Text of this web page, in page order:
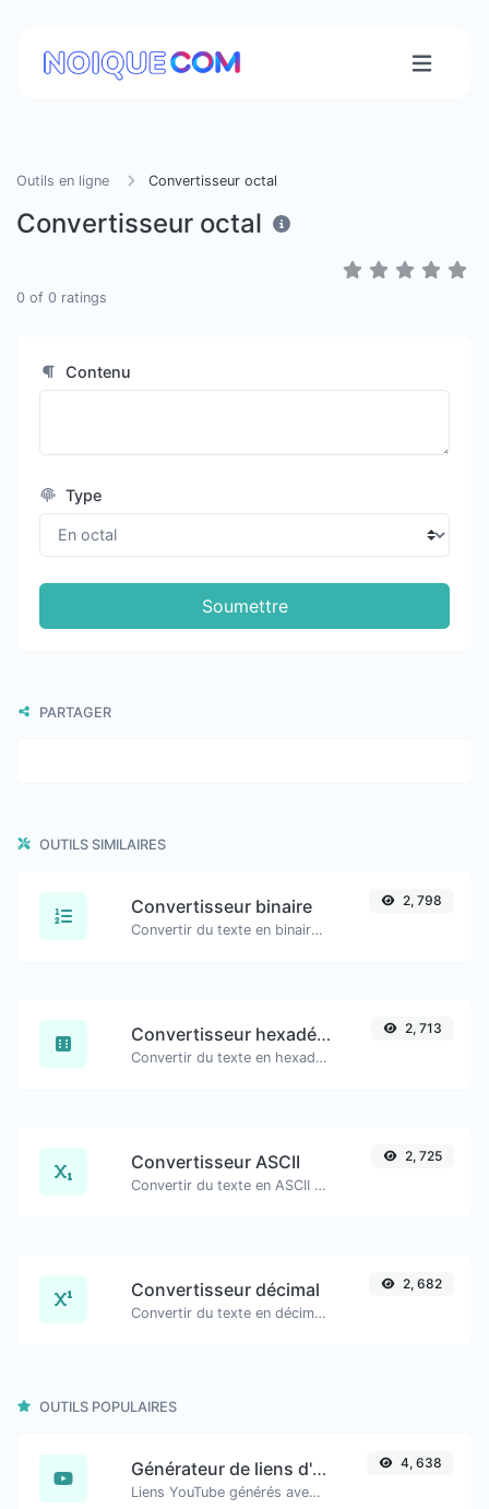
Outils en ligne Convertisseur octal
Convertisseur octal
0 of 0 ratings
Contenu
Type
Soumettre
PARTAGER
OUTILS SIMILAIRES
Convertisseur binaire
Convertir du texte en binaire et vice versa pour n'importe quelle chaîne de caractères.
2, 798
Convertisseur hexadécimal
Convertir du texte en hexadécimal et vice versa pour n'importe quelle chaîne de caractères.
2, 713
Convertisseur ASCII
Convertir du texte en ASCII et vice versa pour n'importe quelle chaîne de caractères.
2, 725
Convertisseur décimal
Convertir du texte en décimal et vice versa pour n'importe quelle chaîne de caractères.
2, 682
OUTILS POPULAIRES
Générateur de liens d'horodatage YouTube
Liens YouTube générés avec horodatage exact, utile pour les utilisateurs mobiles.
4, 638